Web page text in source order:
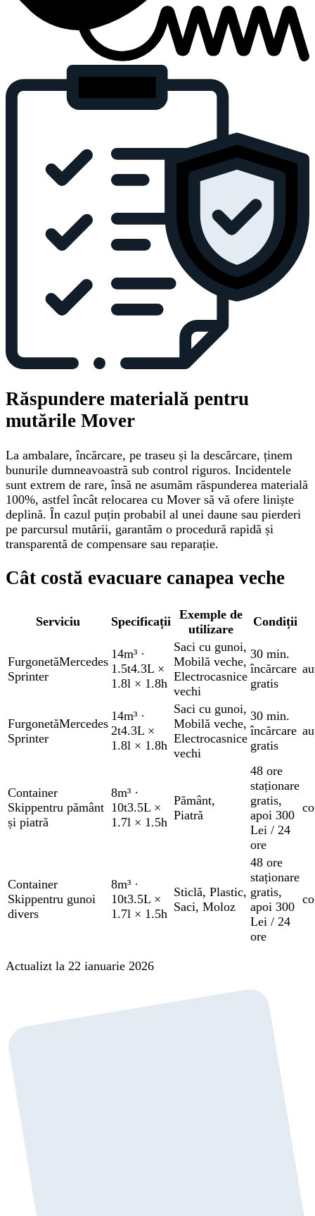
Răspundere materială pentru
mutările Mover
La ambalare, încărcare, pe traseu și la descărcare, ținem
bunurile dumneavoastră sub control riguros. Incidentele
sunt extrem de rare, însă ne asumăm răspunderea materială
100%, astfel încât relocarea cu Mover să vă ofere liniște
deplină. În cazul puțin probabil al unei daune sau pierderi
pe parcursul mutării, garantăm o procedură rapidă și
transparentă de compensare sau reparație.
Cât costă evacuare canapea veche
Serviciu Specificații
Exemple de
utilizare
Condiții
FurgonetăMercedes
Sprinter
14m³ ·
1.5t4.3L ×
1.8l × 1.8h
Saci cu gunoi,
Mobilă veche,
Electrocasnice
vechi
30 min.
încărcare
gratis
FurgonetăMercedes
Sprinter
14m³ ·
2t4.3L ×
1.8l × 1.8h
Saci cu gunoi,
Mobilă veche,
Electrocasnice
vechi
30 min.
încărcare
gratis
Container
Skippentru pământ
și piatră
8m³ ·
10t3.5L ×
1.7l × 1.5h
Pământ,
Piatră
48 ore
staționare
gratis,
apoi 300
Lei / 24
ore
Container
Skippentru gunoi
divers
8m³ ·
10t3.5L ×
1.7l × 1.5h
Sticlă, Plastic,
Saci, Moloz
48 ore
staționare
gratis,
apoi 300
Lei / 24
ore
Actualizt la 22 ianuarie 2026